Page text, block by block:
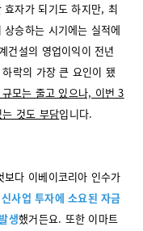
효자가 되기도 하지만, 최
승하는 시기에는 실적에
건설의 영업이익이 전년
락의 가장 큰 요인이 됐
모는 줄고 있으나, 이번 3
것도 부담입니다.
다 이베이코리아 인수가
신사업 투자에 소요된 자금
생했거든요. 또한 이마트